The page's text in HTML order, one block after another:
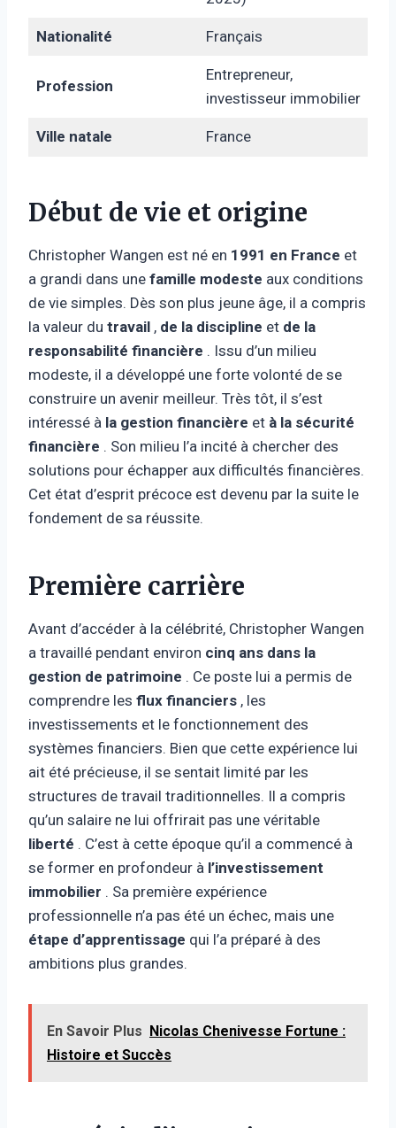
Nationalité Français
Profession
Entrepreneur,
investisseur immobilier
Ville natale France
Début de vie et origine
Christopher Wangen est né en 1991 en France et
a grandi dans une famille modeste aux conditions
de vie simples. Dès son plus jeune âge, il a compris
la valeur du travail , de la discipline et de la
responsabilité financière . Issu d’un milieu
modeste, il a développé une forte volonté de se
construire un avenir meilleur. Très tôt, il s’est
intéressé à la gestion financière et à la sécurité
financière . Son milieu l’a incité à chercher des
solutions pour échapper aux difficultés financières.
Cet état d’esprit précoce est devenu par la suite le
fondement de sa réussite.
Première carrière
Avant d’accéder à la célébrité, Christopher Wangen
a travaillé pendant environ cinq ans dans la
gestion de patrimoine . Ce poste lui a permis de
comprendre les flux financiers , les
investissements et le fonctionnement des
systèmes financiers. Bien que cette expérience lui
ait été précieuse, il se sentait limité par les
structures de travail traditionnelles. Il a compris
qu’un salaire ne lui offrirait pas une véritable
liberté . C’est à cette époque qu’il a commencé à
se former en profondeur à l’investissement
immobilier . Sa première expérience
professionnelle n’a pas été un échec, mais une
étape d’apprentissage qui l’a préparé à des
ambitions plus grandes.
En Savoir Plus Nicolas Chenivesse Fortune :
Histoire et Succès